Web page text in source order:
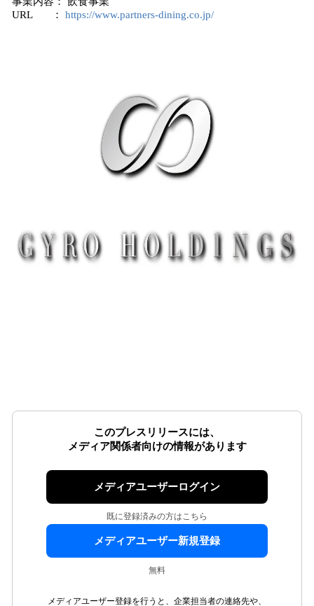
URL ： https://www.partners-dining.co.jp/
このプレスリリースには、
メディア関係者向けの情報があります
メディアユーザーログイン
既に登録済みの方はこちら
メディアユーザー新規登録
無料
メディアユーザー登録を行うと、企業担当者の連絡先や、